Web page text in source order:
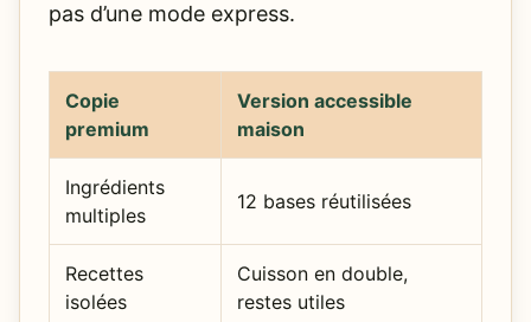
pas d’une mode express.
Copie
premium
Version accessible
maison
Ingrédients
multiples
12 bases réutilisées
Recettes
isolées
Cuisson en double,
restes utiles